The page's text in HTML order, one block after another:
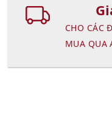
CHO CÁC
MUA QUA